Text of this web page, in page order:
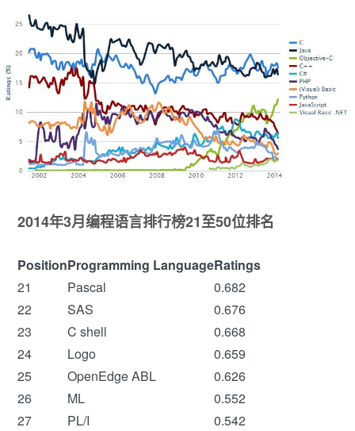
2014年3月编程语言排行榜21至50位排名
PositionProgramming LanguageRatings
21
Pascal
0.682
22
SAS
0.676
23
C shell
0.668
24
Logo
0.659
25
OpenEdge ABL
0.626
26
ML
0.552
27
PL/I 0.542